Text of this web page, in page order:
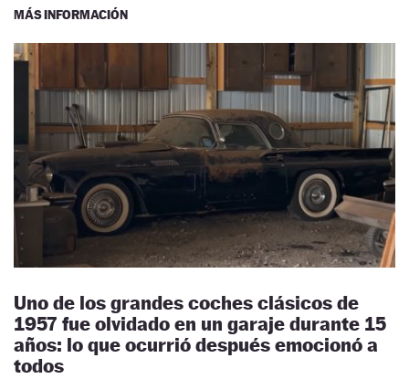
MÁS INFORMACIÓN
Uno de los grandes coches clásicos de
1957 fue olvidado en un garaje durante 15
años: lo que ocurrió después emocionó a
todos